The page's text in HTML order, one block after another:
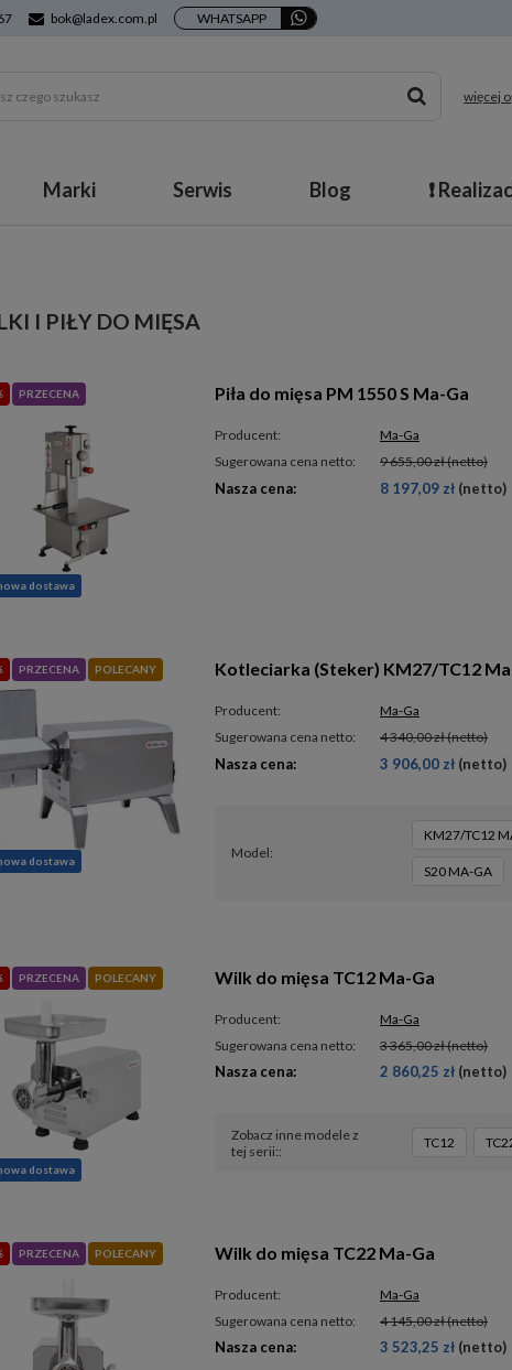
bok@ladex.com.pl WHATSAPP
więcej
Marki Serwis Blog ❗
I PIŁY DO MIĘSA
PRZECENA
dostawa
Piła do mięsa PM 1550 S Ma-Ga
Producent:
Ma-Ga
Sugerowana cena netto:
9 655,00 zł(netto)
Nasza cena: 8 197,09 zł (netto)
PRZECENA POLECANY
dostawa
Kotleciarka (Steker) KM27/TC12
Producent:
Ma-Ga
Sugerowana cena netto:
4 340,00 zł(netto)
Nasza cena: 3 906,00 zł (netto)
model
KM27/TC12
S20 MA-GA
PRZECENA POLECANY
dostawa
Wilk do mięsa TC12 Ma-Ga
Producent:
Ma-Ga
Sugerowana cena netto:
3 365,00 zł(netto)
Nasza cena: 2 860,25 zł (netto)
Zobacz inne modele z
tej serii:
TC12
PRZECENA POLECANY Wilk do mięsa TC22 Ma-Ga
Producent:
Ma-Ga
Sugerowana cena netto:
4 145,00 zł(netto)
Nasza cena: 3 523,25 zł (netto)